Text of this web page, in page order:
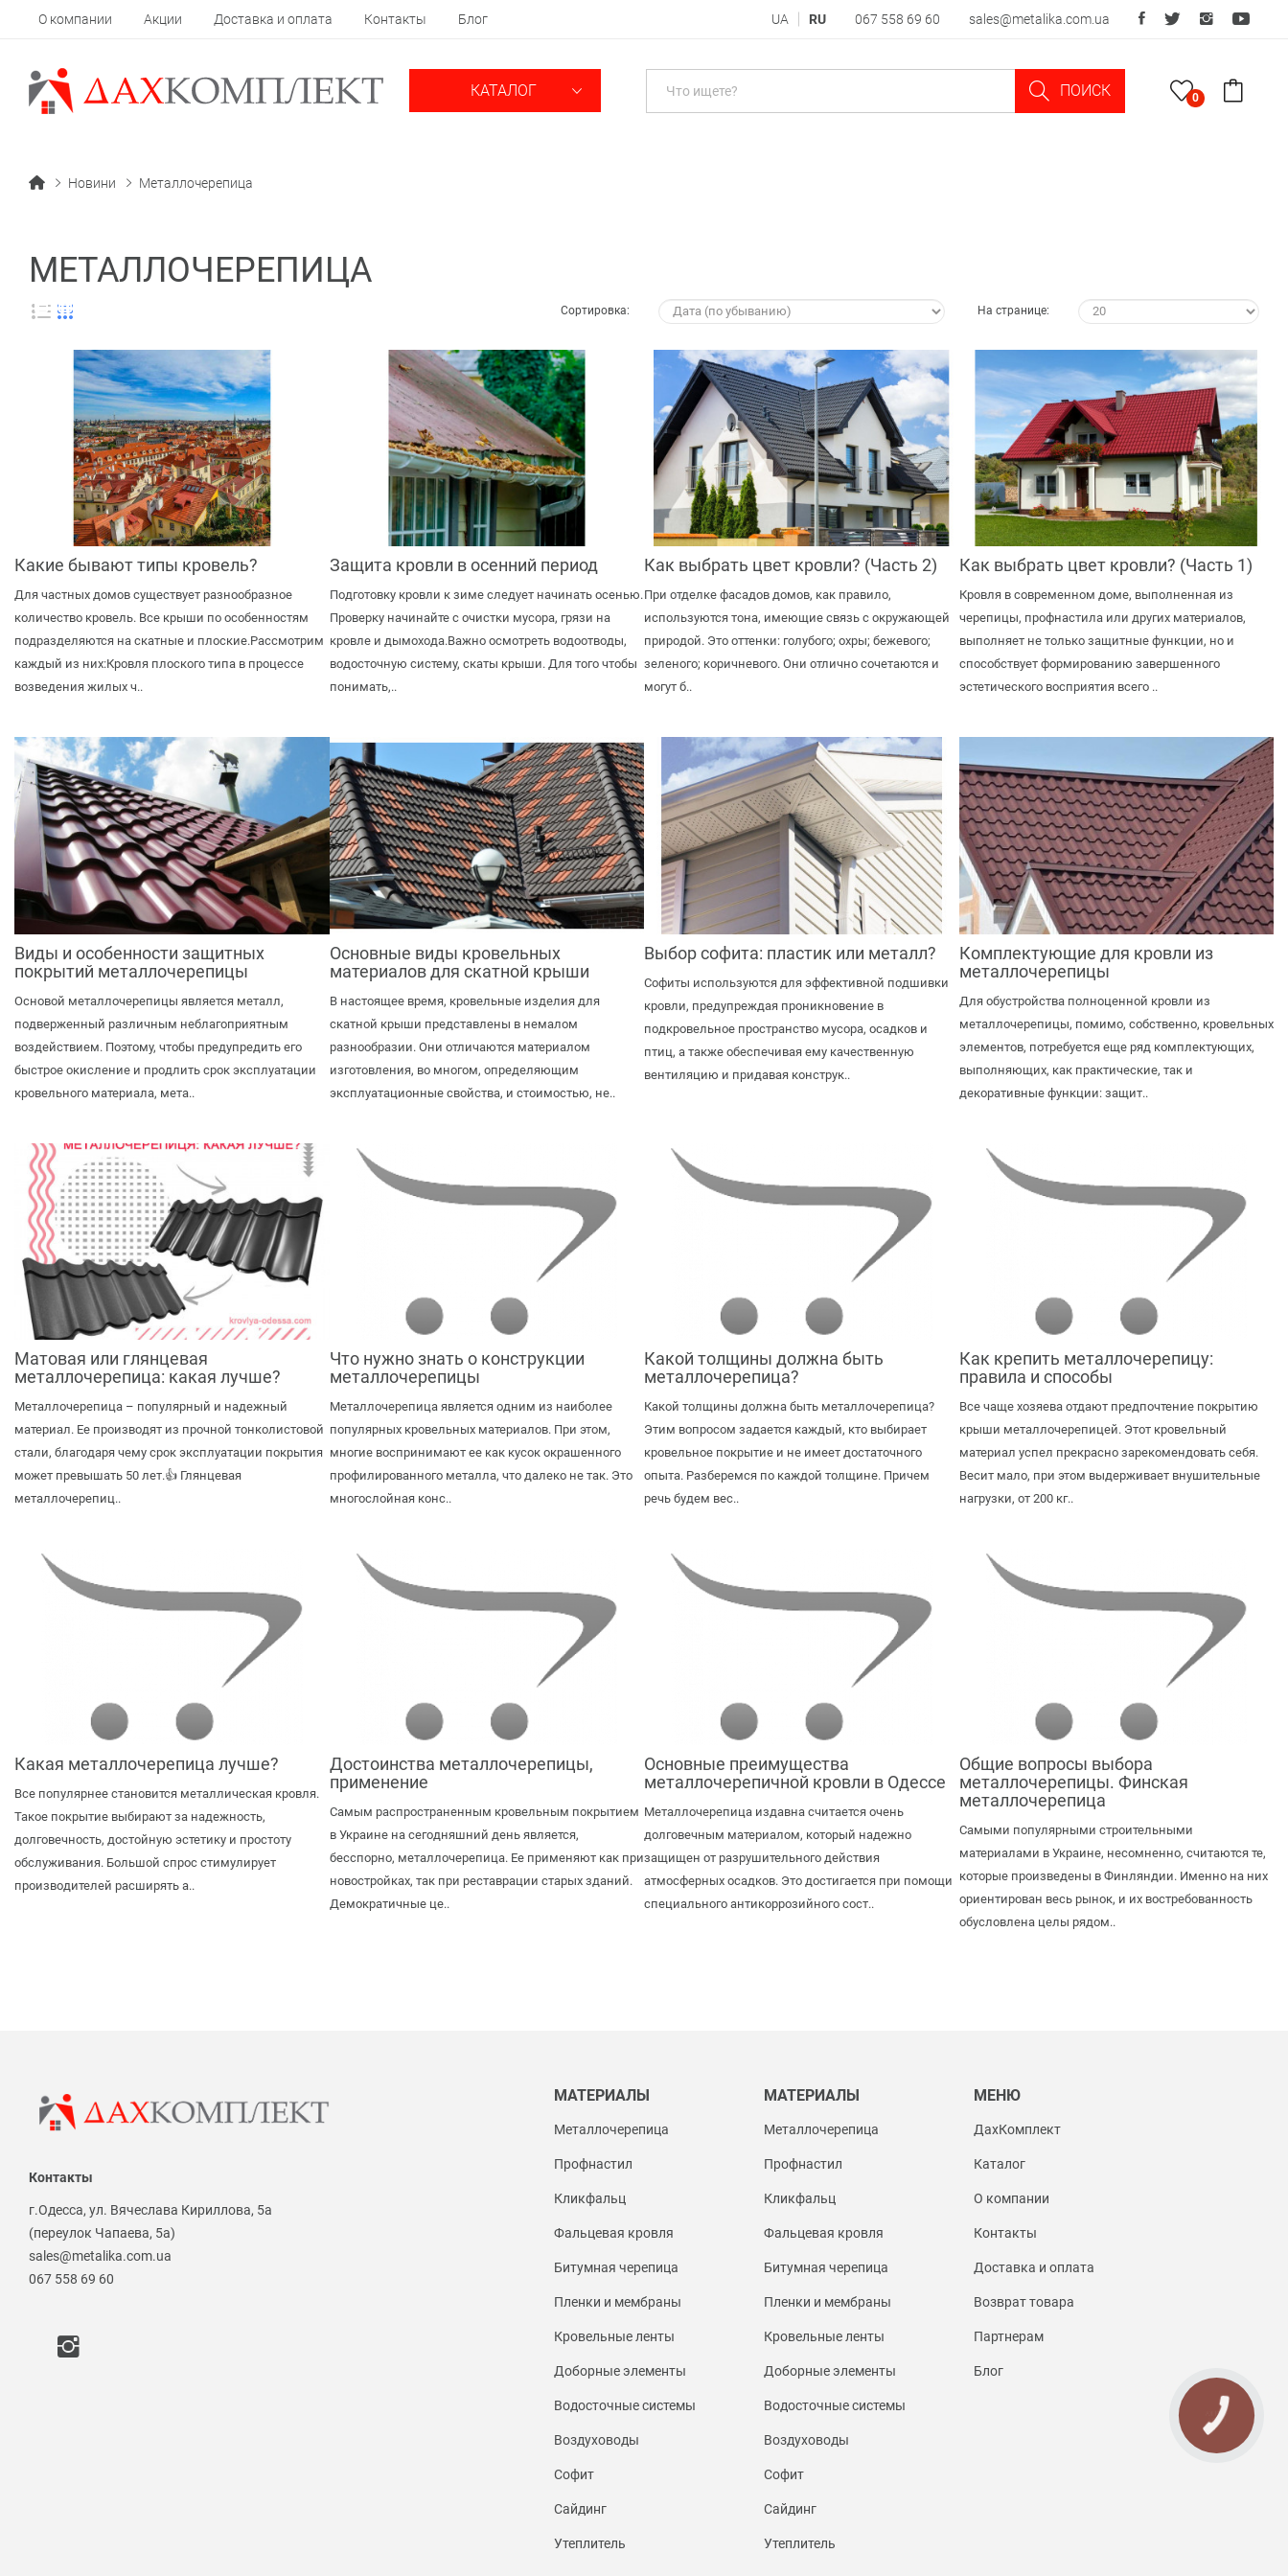
О компании Акции Доставка и оплата Контакты Блог UA RU 067 558 69 60 sales@metalika.com.ua
КАТАЛОГ ПОИСК 0
Новини Металлочерепица
МЕТАЛЛОЧЕРЕПИЦА
Сортировка: На странице:
Какие бывают типы кровель?
Для частных домов существует разнообразное
количество кровель. Все крыши по особенностям
подразделяются на скатные и плоские.Рассмотрим
каждый из них:Кровля плоского типа в процессе
возведения жилых ч..
Защита кровли в осенний период
Подготовку кровли к зиме следует начинать осенью.
Проверку начинайте с очистки мусора, грязи на
кровле и дымохода.Важно осмотреть водоотводы,
водосточную систему, скаты крыши. Для того чтобы
понимать,..
Как выбрать цвет кровли? (Часть 2)
При отделке фасадов домов, как правило,
используются тона, имеющие связь с окружающей
природой. Это оттенки: голубого; охры; бежевого;
зеленого; коричневого. Они отлично сочетаются и
могут б..
Как выбрать цвет кровли? (Часть 1)
Кровля в современном доме, выполненная из
черепицы, профнастила или других материалов,
выполняет не только защитные функции, но и
способствует формированию завершенного
эстетического восприятия всего ..
Виды и особенности защитных
покрытий металлочерепицы
Основой металлочерепицы является металл,
подверженный различным неблагоприятным
воздействием. Поэтому, чтобы предупредить его
быстрое окисление и продлить срок эксплуатации
кровельного материала, мета..
Основные виды кровельных
материалов для скатной крыши
В настоящее время, кровельные изделия для
скатной крыши представлены в немалом
разнообразии. Они отличаются материалом
изготовления, во многом, определяющим
эксплуатационные свойства, и стоимостью, не..
Выбор софита: пластик или металл?
Софиты используются для эффективной подшивки
кровли, предупреждая проникновение в
подкровельное пространство мусора, осадков и
птиц, а также обеспечивая ему качественную
вентиляцию и придавая конструк..
Комплектующие для кровли из
металлочерепицы
Для обустройства полноценной кровли из
металлочерепицы, помимо, собственно, кровельных
элементов, потребуется еще ряд комплектующих,
выполняющих, как практические, так и
декоративные функции: защит..
Матовая или глянцевая
металлочерепица: какая лучше?
Металлочерепица – популярный и надежный
материал. Ее производят из прочной тонколистовой
стали, благодаря чему срок эксплуатации покрытия
может превышать 50 лет.👍 Глянцевая
металлочерепиц..
Что нужно знать о конструкции
металлочерепицы
Металлочерепица является одним из наиболее
популярных кровельных материалов. При этом,
многие воспринимают ее как кусок окрашенного
профилированного металла, что далеко не так. Это
многослойная конс..
Какой толщины должна быть
металлочерепица? ⠀
Какой толщины должна быть металлочерепица?
Этим вопросом задается каждый, кто выбирает
кровельное покрытие и не имеет достаточного
опыта. Разберемся по каждой толщине. Причем
речь будем вес..
Как крепить металлочерепицу:
правила и способы
Все чаще хозяева отдают предпочтение покрытию
крыши металлочерепицей. Этот кровельный
материал успел прекрасно зарекомендовать себя.
Весит мало, при этом выдерживает внушительные
нагрузки, от 200 кг..
Какая металлочерепица лучше?
Все популярнее становится металлическая кровля.
Такое покрытие выбирают за надежность,
долговечность, достойную эстетику и простоту
обслуживания. Большой спрос стимулирует
производителей расширять а..
Достоинства металлочерепицы,
применение
Самым распространенным кровельным покрытием
в Украине на сегодняшний день является,
бесспорно, металлочерепица. Ее применяют как при
новостройках, так при реставрации старых зданий.
Демократичные це..
Основные преимущества
металлочерепичной кровли в Одессе
Металлочерепица издавна считается очень
долговечным материалом, который надежно
защищен от разрушительного действия
атмосферных осадков. Это достигается при помощи
специального антикоррозийного сост..
Общие вопросы выбора
металлочерепицы. Финская
металлочерепица
Самыми популярными строительными
материалами в Украине, несомненно, считаются те,
которые произведены в Финляндии. Именно на них
ориентирован весь рынок, и их востребованность
обусловлена целы рядом..
Контакты
г.Одесса, ул. Вячеслава Кириллова, 5а
(переулок Чапаева, 5а)
sales@metalika.com.ua
067 558 69 60
МАТЕРИАЛЫ
Металлочерепица
Профнастил
Кликфальц
Фальцевая кровля
Битумная черепица
Пленки и мембраны
Кровельные ленты
Доборные элементы
Водосточные системы
Воздуховоды
Софит
Сайдинг
Утеплитель
МАТЕРИАЛЫ
Металлочерепица
Профнастил
Кликфальц
Фальцевая кровля
Битумная черепица
Пленки и мембраны
Кровельные ленты
Доборные элементы
Водосточные системы
Воздуховоды
Софит
Сайдинг
Утеплитель
МЕНЮ
ДахКомплект
Каталог
О компании
Контакты
Доставка и оплата
Возврат товара
Партнерам
Блог